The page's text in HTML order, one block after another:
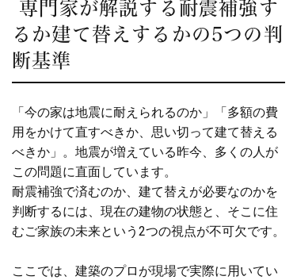
専門家が解説する耐震補強す
るか建て替えするかの5つの判
断基準
「今の家は地震に耐えられるのか」「多額の費
用をかけて直すべきか、思い切って建て替える
べきか」。地震が増えている昨今、多くの人が
この問題に直面しています。
耐震補強で済むのか、建て替えが必要なのかを
判断するには、現在の建物の状態と、そこに住
むご家族の未来という2つの視点が不可欠です。
ここでは、建築のプロが現場で実際に用いてい